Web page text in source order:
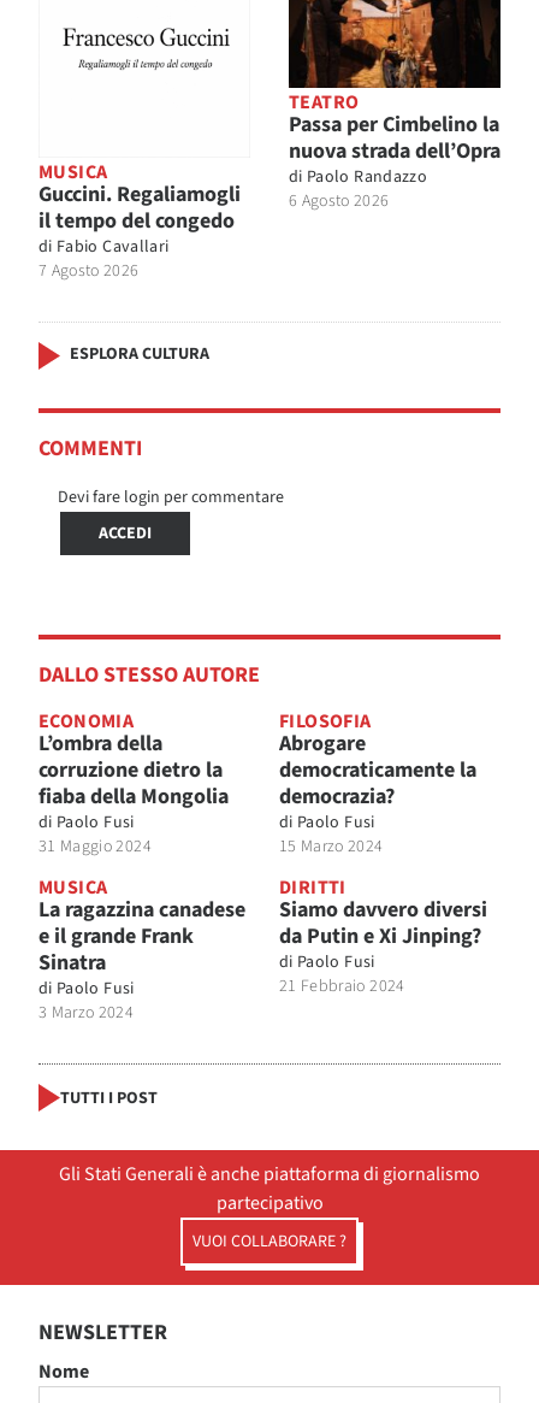
MUSICA
Guccini. Regaliamogli
il tempo del congedo
di Fabio Cavallari
7 Agosto 2026
TEATRO
Passa per Cimbelino la
nuova strada dell’Opra
di Paolo Randazzo
6 Agosto 2026
ESPLORA CULTURA
COMMENTI
Devi fare login per commentare
ACCEDI
DALLO STESSO AUTORE
ECONOMIA
L’ombra della
corruzione dietro la
fiaba della Mongolia
di Paolo Fusi
31 Maggio 2024
FILOSOFIA
Abrogare
democraticamente la
democrazia?
di Paolo Fusi
15 Marzo 2024
MUSICA
La ragazzina canadese
e il grande Frank
Sinatra
di Paolo Fusi
3 Marzo 2024
DIRITTI
Siamo davvero diversi
da Putin e Xi Jinping?
di Paolo Fusi
21 Febbraio 2024
TUTTI I POST
Gli Stati Generali è anche piattaforma di giornalismo
partecipativo
VUOI COLLABORARE ?
NEWSLETTER
Nome